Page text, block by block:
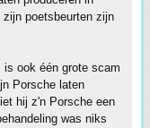
poetsbeurten zijn
is ook één grote scam
Porsche laten
hij z'n Porsche een
was niks